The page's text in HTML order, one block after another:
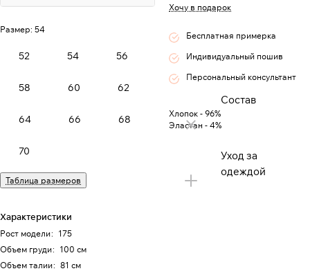
Размер: 54
52 54 56
58 60 62
64 66 68
70
Таблица размеров
Характеристики
Рост модели: 175
Объем груди: 100 см
Объем талии: 81 см
Хочу в подарок
Бесплатная примерка
Индивидуальный пошив
Персональный консультант
Состав
Хлопок - 96%
Эластан - 4%
Уход за
одеждой